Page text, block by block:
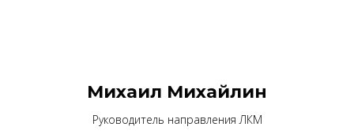
Михаил Михайлин
Руководитель направления ЛКМ